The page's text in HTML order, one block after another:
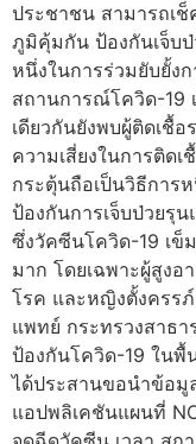
ประชาชน สามารถเ
ภูมิคุ้มกัน ป้องกันเจ็บป่
หนึ่งในการร่วมยับยั้ง
สถานการณ์โควิด-19
เดียวกันยังพบผู้ติดเชื้อ
ความเสี่ยงในการติด
กระตุ้นถือเป็นวิธีการ
ป้องกันการเจ็บป่วยรุน
ซึ่งวัคซีนโควิด-19 เข็
มาก โดยเฉพาะผู้สูง
โรค และหญิงตั้งครรภ์
แพทย์ กระทรวงสาธ
ป้องกันโควิด-19 ในพื้
ได้ประสานขอนำข้อ
แอปพลิเคชันแผนที่